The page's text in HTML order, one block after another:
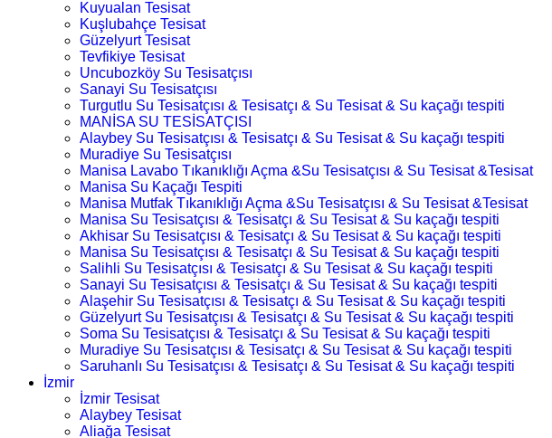
Kuyualan Tesisat
Kuşlubahçe Tesisat
Güzelyurt Tesisat
Tevfikiye Tesisat
Uncubozköy Su Tesisatçısı
Sanayi Su Tesisatçısı
Turgutlu Su Tesisatçısı & Tesisatçı & Su Tesisat & Su kaçağı tespiti
MANİSA SU TESİSATÇISI
Alaybey Su Tesisatçısı & Tesisatçı & Su Tesisat & Su kaçağı tespiti
Muradiye Su Tesisatçısı
Manisa Lavabo Tıkanıklığı Açma &Su Tesisatçısı & Su Tesisat &Tesisat
Manisa Su Kaçağı Tespiti
Manisa Mutfak Tıkanıklığı Açma &Su Tesisatçısı & Su Tesisat &Tesisat
Manisa Su Tesisatçısı & Tesisatçı & Su Tesisat & Su kaçağı tespiti
Akhisar Su Tesisatçısı & Tesisatçı & Su Tesisat & Su kaçağı tespiti
Manisa Su Tesisatçısı & Tesisatçı & Su Tesisat & Su kaçağı tespiti
Salihli Su Tesisatçısı & Tesisatçı & Su Tesisat & Su kaçağı tespiti
Sanayi Su Tesisatçısı & Tesisatçı & Su Tesisat & Su kaçağı tespiti
Alaşehir Su Tesisatçısı & Tesisatçı & Su Tesisat & Su kaçağı tespiti
Güzelyurt Su Tesisatçısı & Tesisatçı & Su Tesisat & Su kaçağı tespiti
Soma Su Tesisatçısı & Tesisatçı & Su Tesisat & Su kaçağı tespiti
Muradiye Su Tesisatçısı & Tesisatçı & Su Tesisat & Su kaçağı tespiti
Saruhanlı Su Tesisatçısı & Tesisatçı & Su Tesisat & Su kaçağı tespiti
İzmir
İzmir Tesisat
Alaybey Tesisat
Aliağa Tesisat